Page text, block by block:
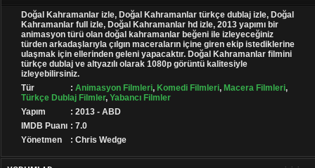
Doğal Kahramanlar izle, Doğal Kahramanlar türkçe dublaj izle, Doğal
Kahramanlar full izle, Doğal Kahramanlar hd izle, 2013 yapımı bir
animasyon türü olan doğal kahramanlar beğeni ile izleyeceğiniz
türden arkadaşlarıyla çılgın maceraların içine giren ekip istediklerine
ulaşmak için ellerinden geleni yapacaktır. Doğal Kahramanlar filmini
türkçe dublaj ve altyazılı olarak 1080p görüntü kalitesiyle
izleyebilirsiniz.
Tür
: Animasyon Filmleri, Komedi Filmleri, Macera Filmleri,
Türkçe Dublaj Filmler, Yabancı Filmler
Yapım
: 2013 - ABD
IMDB Puanı : 7.0
Yönetmen
: Chris Wedge